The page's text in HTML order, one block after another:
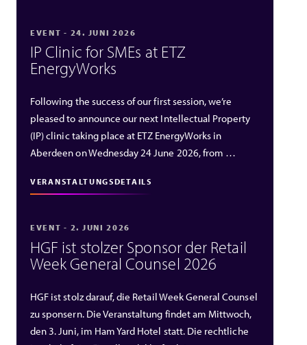
EVENT - 24. JUNI 2026
IP Clinic for SMEs at ETZ
EnergyWorks
Following the success of our first session, we’re
pleased to announce our next Intellectual Property
(IP) clinic taking place at ETZ EnergyWorks in
Aberdeen on Wednesday 24 June 2026, from …
VERANSTALTUNGSDETAILS
EVENT - 2. JUNI 2026
HGF ist stolzer Sponsor der Retail
Week General Counsel 2026
HGF ist stolz darauf, die Retail Week General Counsel
zu sponsern. Die Veranstaltung findet am Mittwoch,
den 3. Juni, im Ham Yard Hotel statt. Die rechtliche